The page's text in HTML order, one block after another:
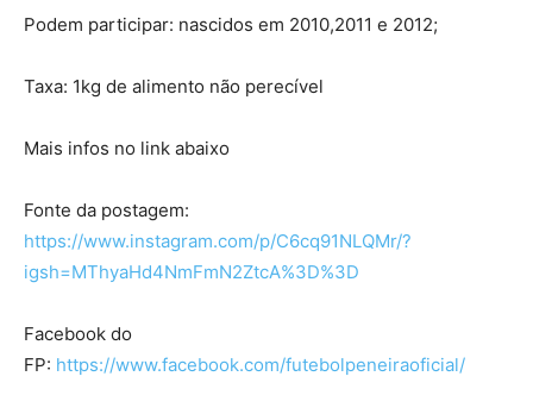
Podem participar: nascidos em 2010,2011 e 2012;
Taxa: 1kg de alimento não perecível
Mais infos no link abaixo
Fonte da postagem:
https://www.instagram.com/p/C6cq91NLQMr/?
igsh=MThyaHd4NmFmN2ZtcA%3D%3D
Facebook do
FP: https://www.facebook.com/futebolpeneiraoficial/